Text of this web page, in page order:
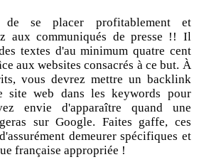
de se placer profitablement et
aux communiqués de presse !! Il
textes d'au minimum quatre cent
aux websites consacrés à ce but. À
vous devrez mettre un backlink
site web dans les keywords pour
envie d'apparaître quand une
sur Google. Faites gaffe, ces
demeurer spécifiques et
française appropriée !